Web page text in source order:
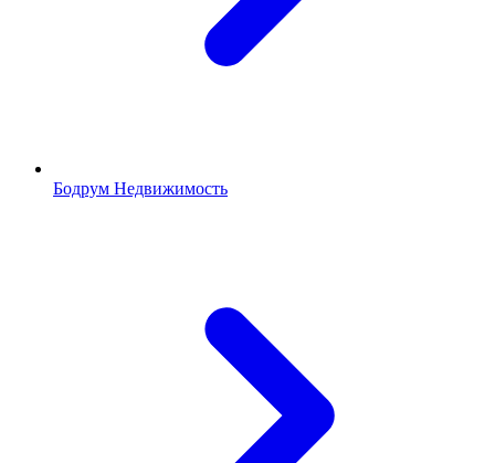
Бодрум Недвижимость